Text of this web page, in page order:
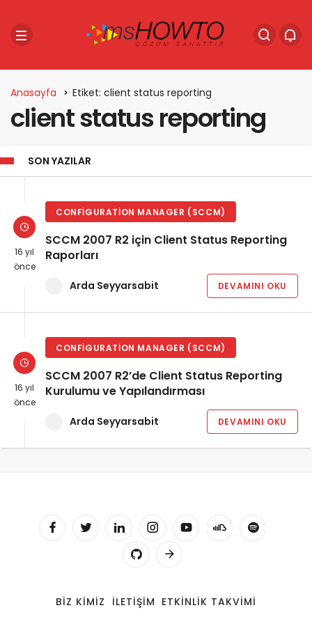
Anasayfa Etiket: client status reporting
client status reporting
SON YAZILAR
16 yıl
önce
CONFIGURATION MANAGER (SCCM)
SCCM 2007 R2 için Client Status Reporting
Raporları
Arda Seyyarsabit DEVAMINI OKU
16 yıl
önce
CONFIGURATION MANAGER (SCCM)
SCCM 2007 R2’de Client Status Reporting
Kurulumu ve Yapılandırması
Arda Seyyarsabit DEVAMINI OKU
BIZ KIMIZ İLETIŞIM ETKINLIK TAKVIMI